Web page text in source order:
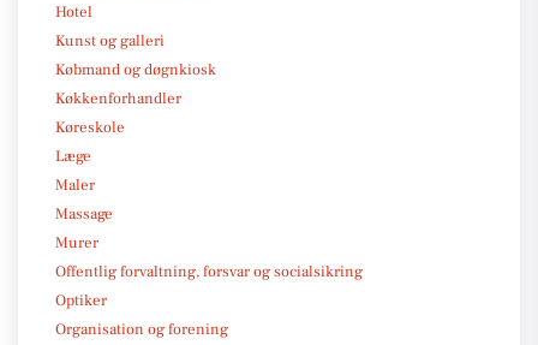
Hotel
Kunst og galleri
Købmand og døgnkiosk
Køkkenforhandler
Køreskole
Læge
Maler
Massage
Murer
Offentlig forvaltning, forsvar og socialsikring
Optiker
Organisation og forening